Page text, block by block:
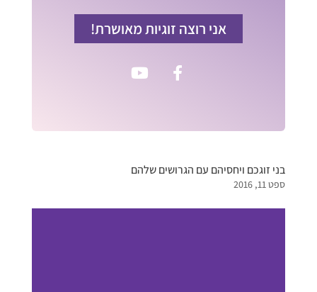
אני רוצה זוגיות מאושרת!
בני זוגכם ויחסיהם עם הגרושים שלהם
ספט 11, 2016